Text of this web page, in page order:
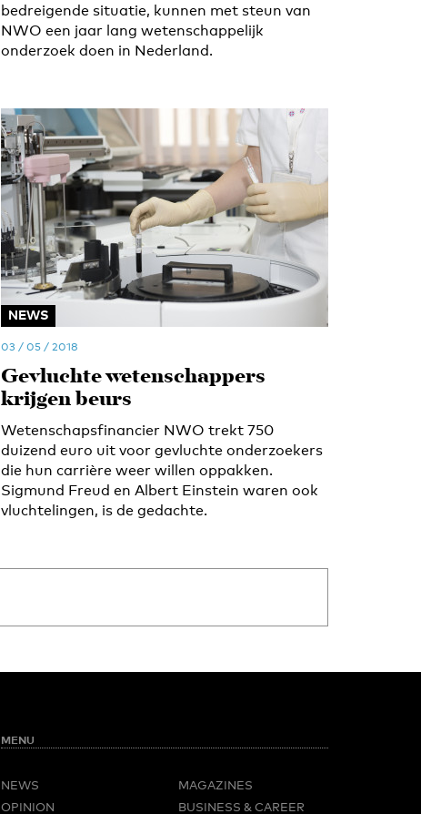
bedreigende situatie, kunnen met steun van
NWO een jaar lang wetenschappelijk
onderzoek doen in Nederland.
NEWS
03 / 05 / 2018
Gevluchte wetenschappers
krijgen beurs
Wetenschapsfinancier NWO trekt 750
duizend euro uit voor gevluchte onderzoekers
die hun carrière weer willen oppakken.
Sigmund Freud en Albert Einstein waren ook
vluchtelingen, is de gedachte.
MENU
NEWS
OPINION
MAGAZINES
BUSINESS & CAREER